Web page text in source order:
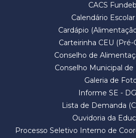
CACS Fundeb
Calendário
Cardápio
Carteirinha CEU (Pré-
Conselho de
Conselho Municipal de
Galeria de
Informe SE -
Lista de Demanda
Ouvidoria da
Processo Seletivo Interno de